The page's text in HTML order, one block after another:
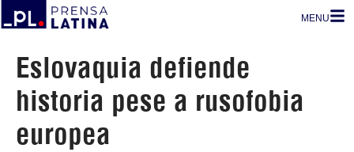
MENU
Eslovaquia defiende
historia pese a rusofobia
europea